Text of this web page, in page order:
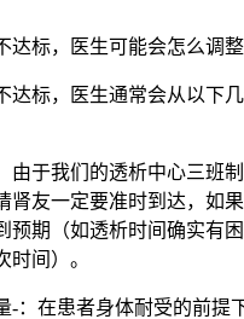
达标，医生可能会怎么调整
达标，医生通常会从以下
由于我们的透析中心三班
肾友一定要准时到达，如
预期（如透析时间确实有
时间）。
-：在患者身体耐受的前提